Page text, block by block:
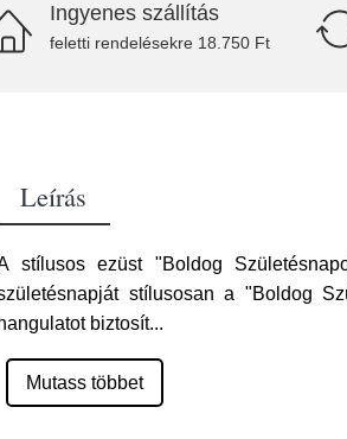
Ingyenes szállítás
feletti rendelésekre 18.750 Ft
Leírás
stílusos ezüst "Boldog
stílusosan a "Boldog
hangulatot biztosít...
Mutass többet